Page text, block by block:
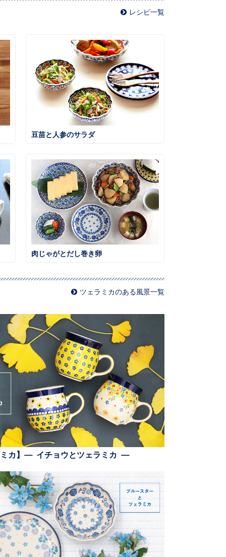
レシピ一覧
豆苗と人参のサラダ
肉じゃがとだし巻き卵
ツェラミカのある風景一覧
ミカ】— イチョウとツェラミカ —